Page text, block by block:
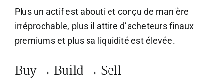
Plus un actif est abouti et conçu de manière
irréprochable, plus il attire d’acheteurs finaux
premiums et plus sa liquidité est élevée.
Buy → Build → Sell